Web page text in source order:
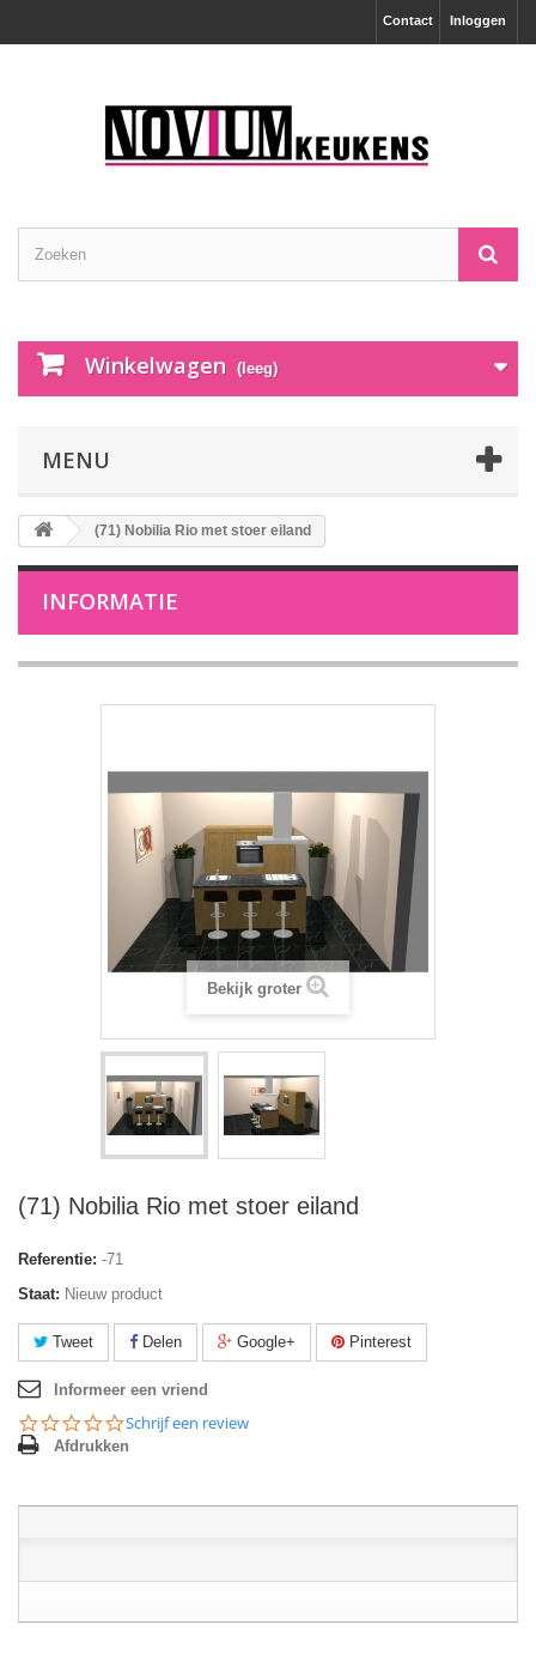
Inloggen
Contact
Winkelwagen (leeg)
MENU
(71) Nobilia Rio met stoer eiland
INFORMATIE
Bekijk groter
(71) Nobilia Rio met stoer eiland
Referentie: -71
Staat: Nieuw product
Tweet Delen Google+ Pinterest
Informeer een vriend
0.0
star
Schrijf een review
Afdrukken